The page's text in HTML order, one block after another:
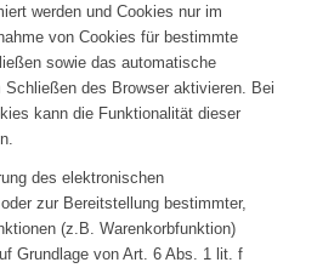
werden und Cookies nur im
von Cookies für bestimmte
sowie das automatische
Schließen des Browser aktivieren. Bei
kann die Funktionalität dieser
des elektronischen
zur Bereitstellung bestimmter,
(z.B. Warenkorbfunktion)
Grundlage von Art. 6 Abs. 1 lit. f